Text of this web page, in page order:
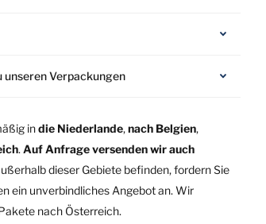
Verpackungen
indie Niederlande,nach Belgien,
. Auf Anfrage versenden wir auch
dieser Gebiete befinden, fordern Sie
ein unverbindliches Angebot an. Wir
nach Österreich.